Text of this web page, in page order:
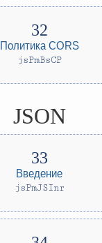
Политика CORS
jsPmBsCP
JSON
Введение
jsPmJSInr